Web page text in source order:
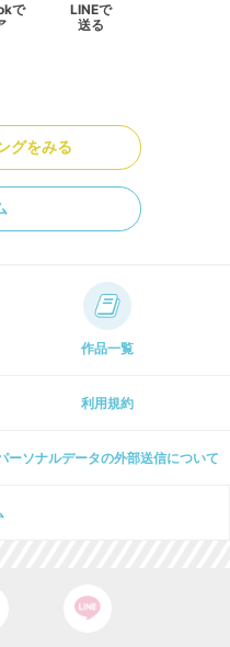
で
LINEで
送る
グをみる
作品一覧
利用規約
ーソナルデータの外部送信について